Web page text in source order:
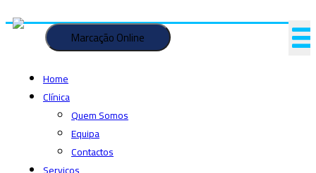
Saltar
para
Marcação Online
Home
Clínica
Quem Somos
Equipa
Contactos